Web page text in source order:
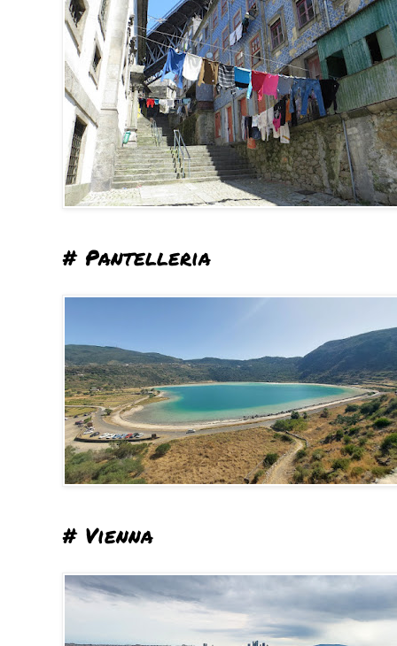
# Pantelleria
# Vienna